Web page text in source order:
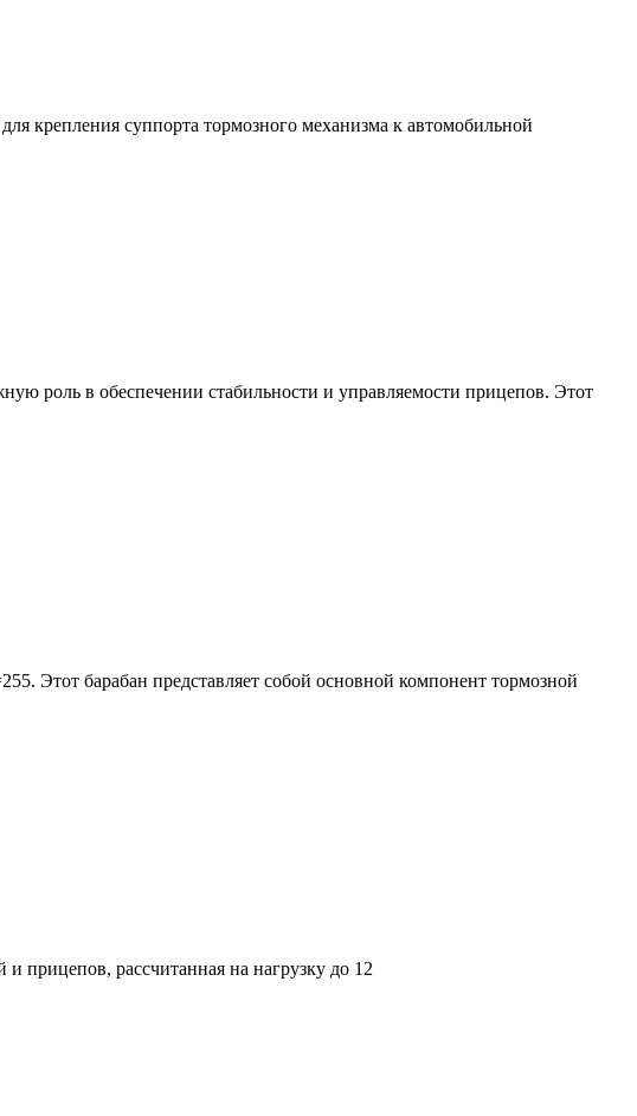
крепления суппорта тормозного механизма к автомобильной
роль в обеспечении стабильности и управляемости прицепов. Этот
Этот барабан представляет собой основной компонент тормозной
прицепов, рассчитанная на нагрузку до 12